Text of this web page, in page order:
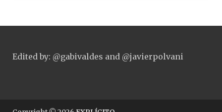
Edited by: @gabivaldes and @javierpolvani